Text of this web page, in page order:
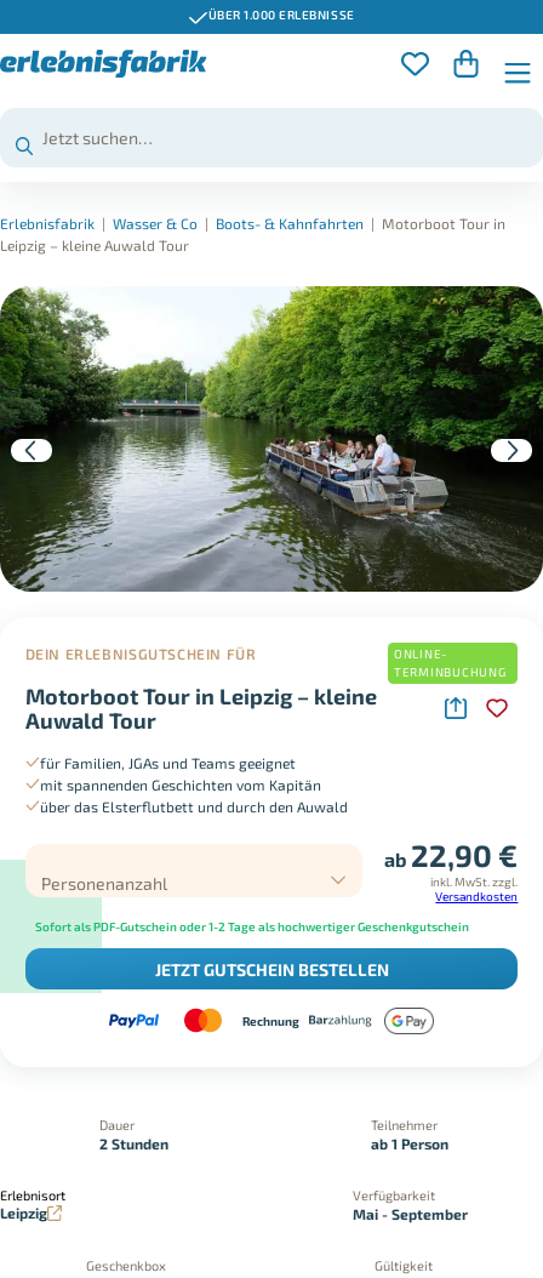
ÜBER 1.000 ERLEBNISSE
Erlebnisfabrik | Wasser & Co | Boots- & Kahnfahrten | Motorboot Tour in
Leipzig – kleine Auwald Tour
DEIN ERLEBNISGUTSCHEIN FÜR
ONLINE-
TERMINBUCHUNG
Motorboot Tour in Leipzig – kleine
Auwald Tour
für Familien, JGAs und Teams geeignet
mit spannenden Geschichten vom Kapitän
über das Elsterflutbett und durch den Auwald
Personenanzahl
ab 22,90 €
inkl. MwSt. zzgl.
Versandkosten
Sofort als PDF-Gutschein oder 1-2 Tage als hochwertiger Geschenkgutschein
JETZT GUTSCHEIN BESTELLEN
Rechnung
Dauer
2 Stunden
Teilnehmer
ab 1 Person
Erlebnisort
Leipzig
Verfügbarkeit
Mai - September
Geschenkbox Gültigkeit